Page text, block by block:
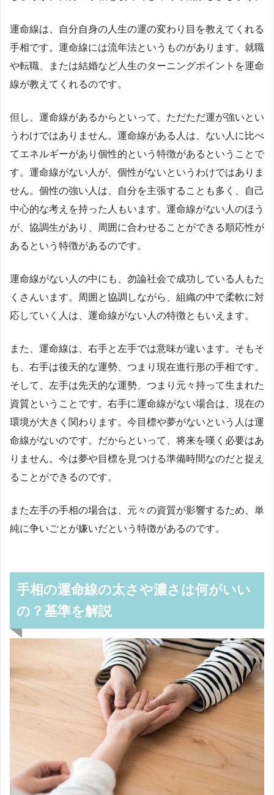
運命線は、自分自身の人生の運の変わり目を教えてくれる
手相です。運命線には流年法というものがあります。就職
や転職、または結婚など人生のターニングポイントを運命
線が教えてくれるのです。
但し、運命線があるからといって、ただただ運が強いとい
うわけではありません。運命線がある人は、ない人に比べ
てエネルギーがあり個性的という特徴があるということで
す。運命線がない人が、個性がないというわけではありま
せん。個性の強い人は、自分を主張することも多く、自己
中心的な考えを持った人もいます。運命線がない人のほう
が、協調生があり、周囲に合わせることができる順応性が
あるという特徴があるのです。
運命線がない人の中にも、勿論社会で成功している人もた
くさんいます。周囲と協調しながら、組織の中で柔軟に対
応していく人は、運命線がない人の特徴ともいえます。
また、運命線は、右手と左手では意味が違います。そもそ
も、右手は後天的な運勢、つまり現在進行形の手相です。
そして、左手は先天的な運勢、つまり元々持って生まれた
資質ということです。右手に運命線がない場合は、現在の
環境が大きく関わります。今目標や夢がないという人は運
命線がないのです。だからといって、将来を嘆く必要はあ
りません。今は夢や目標を見つける準備時間なのだと捉え
ることができるのです。
また左手の手相の場合は、元々の資質が影響するため、単
純に争いごとが嫌いだという特徴があるのです。
手相の運命線の太さや濃さは何がいい
の？基準を解説